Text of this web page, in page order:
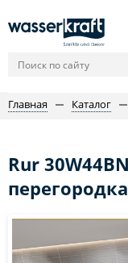
Главная Каталог
Rur
перегородка